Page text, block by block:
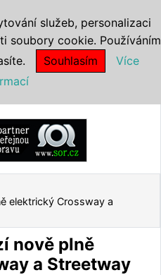
elektrický Crossway a
nově plně
a Streetway
služeb, personalizaci
soubory cookie. Používáním
Souhlasím
Více